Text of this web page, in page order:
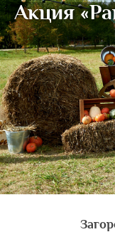
Акция